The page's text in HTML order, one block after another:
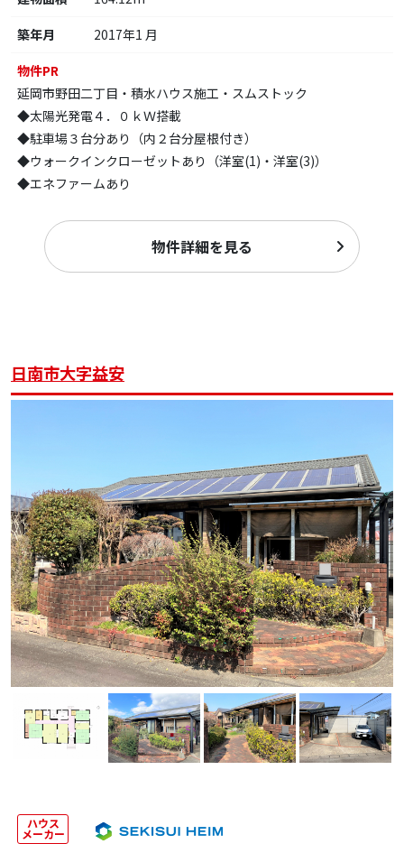
築年月
2017年1 月
物件PR
延岡市野田二丁目・積水ハウス施工・スムストック
◆太陽光発電４．０ｋＷ搭載
◆駐車場３台分あり（内２台分屋根付き）
◆ウォークインクローゼットあり（洋室(1)・洋室(3)）
◆エネファームあり
物件詳細を見る
日南市大字益安
ハウス
メーカー